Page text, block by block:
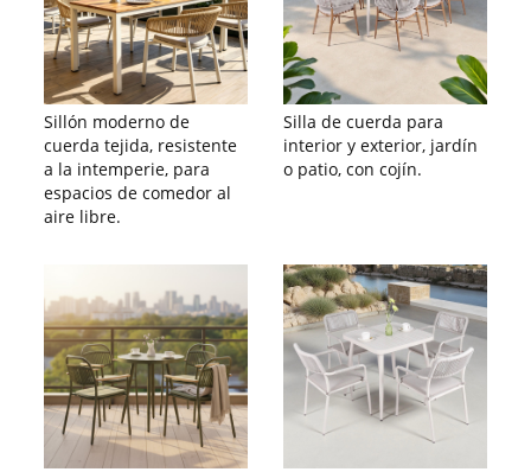
Sillón moderno de
cuerda tejida, resistente
a la intemperie, para
espacios de comedor al
aire libre.
Silla de cuerda para
interior y exterior, jardín
o patio, con cojín.